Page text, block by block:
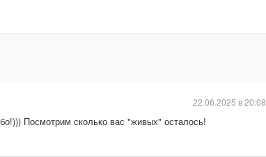
Посмотрим сколько вас "живых" осталось!
22.06.2025 в 20:08